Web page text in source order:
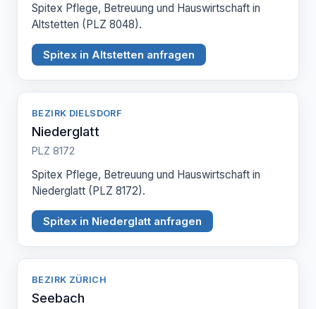
Spitex Pflege, Betreuung und Hauswirtschaft in
Altstetten (PLZ 8048).
Spitex in Altstetten anfragen
BEZIRK DIELSDORF
Niederglatt
PLZ 8172
Spitex Pflege, Betreuung und Hauswirtschaft in
Niederglatt (PLZ 8172).
Spitex in Niederglatt anfragen
BEZIRK ZÜRICH
Seebach